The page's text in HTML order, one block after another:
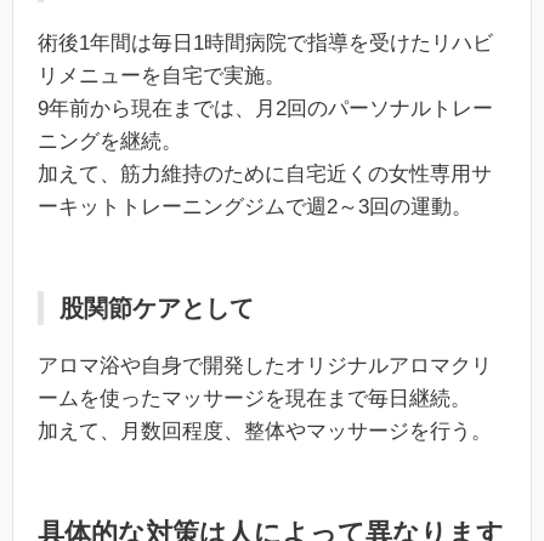
術後1年間は毎日1時間病院で指導を受けたリハビ
リメニューを自宅で実施。
9年前から現在までは、月2回のパーソナルトレー
ニングを継続。
加えて、筋力維持のために自宅近くの女性専用サ
ーキットトレーニングジムで週2～3回の運動。
股関節ケアとして
アロマ浴や自身で開発したオリジナルアロマクリ
ームを使ったマッサージを現在まで毎日継続。
加えて、月数回程度、整体やマッサージを行う。
具体的な対策は人によって異なります